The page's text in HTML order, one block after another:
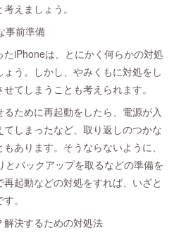
えましょう。
事前準備
iPhoneは、とにかく何らかの対処
う。しかし、やみくもに対処をし
てしまうことも考えられます。
ために再起動をしたら、電源が入
しまったなど、取り返しのつかな
あります。そうならないように、
とバックアップを取るなどの準備を
起動などの対処をすれば、いざと
。
決するための対処法